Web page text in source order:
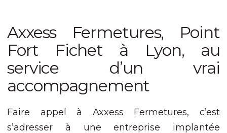
Axxess Fermetures, Point
Fort Fichet à Lyon, au
service d’un vrai
accompagnement
Faire appel à Axxess Fermetures, c’est
s’adresser à une entreprise implantée